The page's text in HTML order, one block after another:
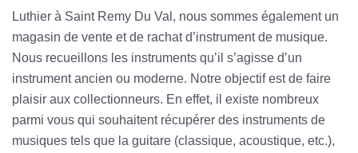
Luthier à Saint Remy Du Val, nous sommes également un
magasin de vente et de rachat d’instrument de musique.
Nous recueillons les instruments qu’il s’agisse d’un
instrument ancien ou moderne. Notre objectif est de faire
plaisir aux collectionneurs. En effet, il existe nombreux
parmi vous qui souhaitent récupérer des instruments de
musiques tels que la guitare (classique, acoustique, etc.),